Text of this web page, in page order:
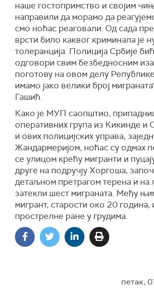
наше гостопримство и својим
направили да морамо да
смо ноћас реаговали. Од сада
врсти било каквог криминала је
толеранција. Полиција Србије
одговори свим безбедносним
поготову на овом делу
имамо јако велики број
Гашић.
Како је МУП саопштио,
оперативних група из Кикинде и
и ових полицијских управа,
Жандармеријом, ноћас су одмах
се улицом крећу мигранти и
друге на подручју Хоргоша,
детаљном претрагом терена и на
затекли шест миграната. Међу
мигрант, старости око 20 година,
прострелне ране у грудима.
петак,